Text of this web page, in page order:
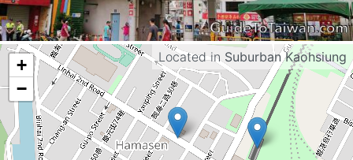
Located in Suburban Kaohsiung
+
−